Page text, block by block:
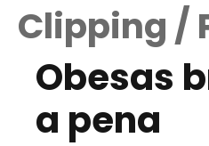
Clipping /
Obesas
a pena